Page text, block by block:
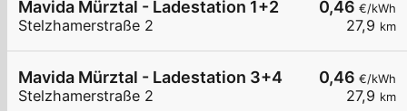
0,46 €/kWh
27,9 km
Mavida Mürztal - Ladestation 1+2
Stelzhamerstraße 2
0,46 €/kWh
27,9 km
Mavida Mürztal - Ladestation 3+4
Stelzhamerstraße 2